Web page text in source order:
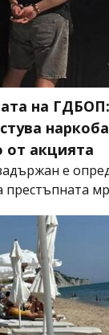
на
от акцията
е
престъпната